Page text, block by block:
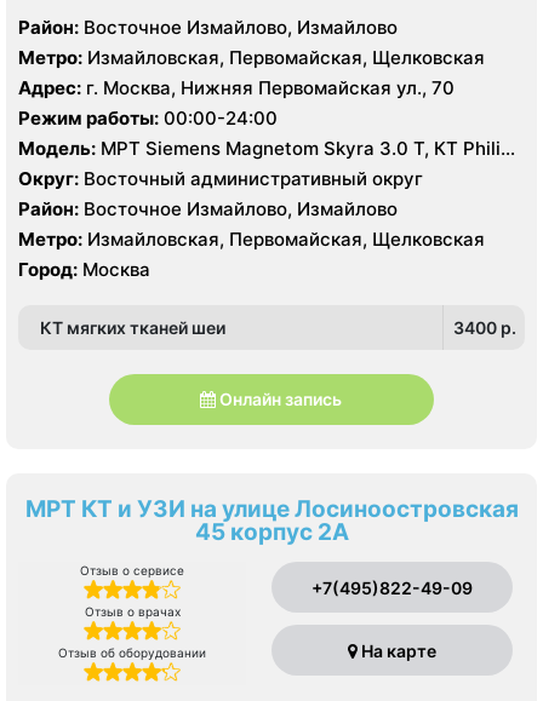
Район: Восточное Измайлово, Измайлово
Метро: Измайловская, Первомайская, Щелковская
Адрес: г. Москва, Нижняя Первомайская ул., 70
Режим работы: 00:00-24:00
Модель: МРТ Siemens Magnetom Skyra 3.0 Т, КТ Philips
Brilliance CT 64 среза, КТ Siemens Somatom Definition
128 срезов, УЗИ
Округ: Восточный административный округ
Район: Восточное Измайлово, Измайлово
Метро: Измайловская, Первомайская, Щелковская
Город: Москва
КТ мягких тканей шеи 3400 p.
Онлайн запись
МРТ КТ и УЗИ на улице Лосиноостровская
45 корпус 2А
Отзыв о сервисе
Отзыв о врачах
Отзыв об оборудовании
+7(495)822-49-09
На карте